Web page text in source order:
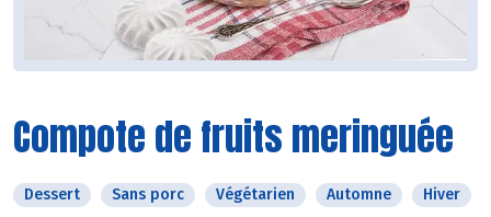
Compote de fruits meringuée
Dessert Sans porc Végétarien Automne Hiver